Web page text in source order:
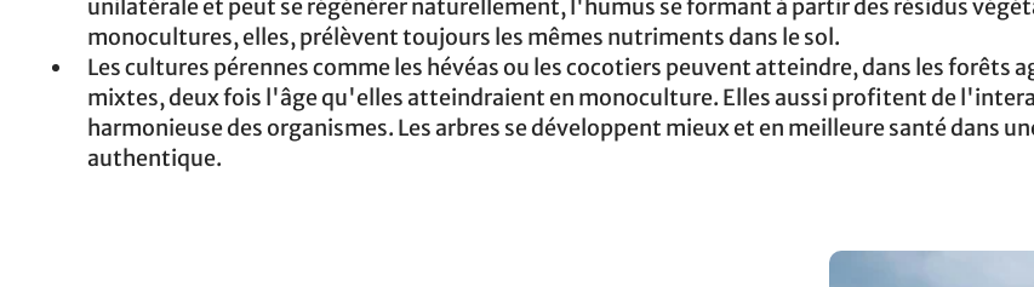
unilatérale et peut se régénérer naturellement, l'humus se formant à partir des résidus
monocultures, elles, prélèvent toujours les mêmes nutriments dans le sol.
Les cultures pérennes comme les hévéas ou les cocotiers peuvent atteindre, dans les forêts
mixtes, deux fois l'âge qu'elles atteindraient en monoculture. Elles aussi profitent de
harmonieuse des organismes. Les arbres se développent mieux et en meilleure santé dans
authentique.